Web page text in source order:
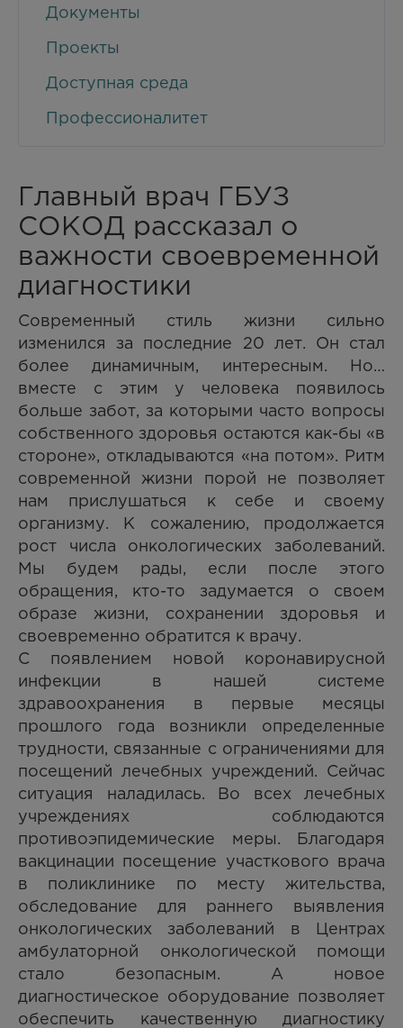
Документы
Проекты
Доступная среда
Профессионалитет
Главный врач ГБУЗ
СОКОД рассказал о
важности своевременной
диагностики
Современный стиль жизни сильно
изменился за последние 20 лет. Он стал
более динамичным, интересным. Но…
вместе с этим у человека появилось
больше забот, за которыми часто вопросы
собственного здоровья остаются как-бы «в
стороне», откладываются «на потом». Ритм
современной жизни порой не позволяет
нам прислушаться к себе и своему
организму. К сожалению, продолжается
рост числа онкологических заболеваний.
Мы будем рады, если после этого
обращения, кто-то задумается о своем
образе жизни, сохранении здоровья и
своевременно обратится к врачу.
С появлением новой коронавирусной
инфекции в нашей системе
здравоохранения в первые месяцы
прошлого года возникли определенные
трудности, связанные с ограничениями для
посещений лечебных учреждений. Сейчас
ситуация наладилась. Во всех лечебных
учреждениях соблюдаются
противоэпидемические меры. Благодаря
вакцинации посещение участкового врача
в поликлинике по месту жительства,
обследование для раннего выявления
онкологических заболеваний в Центрах
амбулаторной онкологической помощи
стало безопасным. А новое
диагностическое оборудование позволяет
обеспечить качественную диагностику